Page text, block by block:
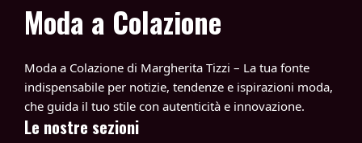
Moda a Colazione
Moda a Colazione di Margherita Tizzi – La tua fonte
indispensabile per notizie, tendenze e ispirazioni moda,
che guida il tuo stile con autenticità e innovazione.
Le nostre sezioni